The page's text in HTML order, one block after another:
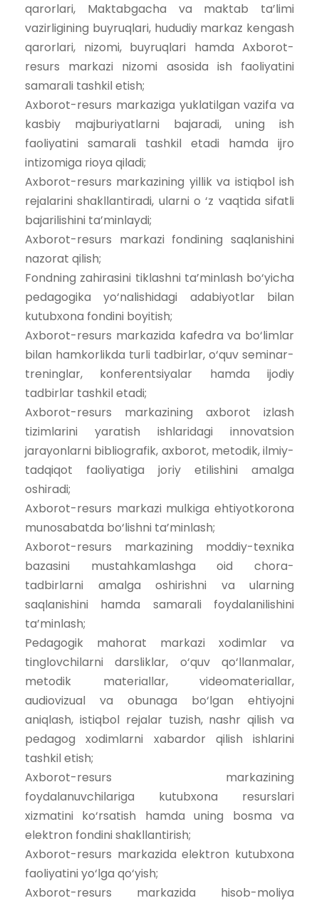
qarorlari, Maktabgacha va maktab ta’limi
vazirligining buyruqlari, hududiy markaz kengash
qarorlari, nizomi, buyruqlari hamda Axborot-
resurs markazi nizomi asosida ish faoliyatini
samarali tashkil etish;
Axborot-resurs markaziga yuklatilgan vazifa va
kasbiy majburiyatlarni bajaradi, uning ish
faoliyatini samarali tashkil etadi hamda ijro
intizomiga rioya qiladi;
Axborot-resurs markazining yillik va istiqbol ish
rejalarini shakllantiradi, ularni o ‘z vaqtida sifatli
bajarilishini ta’minlaydi;
Axborot-resurs markazi fondining saqlanishini
nazorat qilish;
Fondning zahirasini tiklashni ta’minlash bo‘yicha
pedagogika yo‘nalishidagi adabiyotlar bilan
kutubxona fondini boyitish;
Axborot-resurs markazida kafedra va bo‘limlar
bilan hamkorlikda turli tadbirlar, o‘quv seminar-
treninglar, konferentsiyalar hamda ijodiy
tadbirlar tashkil etadi;
Axborot-resurs markazining axborot izlash
tizimlarini yaratish ishlaridagi innovatsion
jarayonlarni bibliografik, axborot, metodik, ilmiy-
tadqiqot faoliyatiga joriy etilishini amalga
oshiradi;
Axborot-resurs markazi mulkiga ehtiyotkorona
munosabatda bo‘lishni ta’minlash;
Axborot-resurs markazining moddiy-texnika
bazasini mustahkamlashga oid chora-
tadbirlarni amalga oshirishni va ularning
saqlanishini hamda samarali foydalanilishini
ta’minlash;
Pedagogik mahorat markazi xodimlar va
tinglovchilarni darsliklar, o‘quv qo‘llanmalar,
metodik materiallar, videomateriallar,
audiovizual va obunaga bo‘lgan ehtiyojni
aniqlash, istiqbol rejalar tuzish, nashr qilish va
pedagog xodimlarni xabardor qilish ishlarini
tashkil etish;
Axborot-resurs markazining
foydalanuvchilariga kutubxona resurslari
xizmatini ko‘rsatish hamda uning bosma va
elektron fondini shakllantirish;
Axborot-resurs markazida elektron kutubxona
faoliyatini yo‘lga qo‘yish;
Axborot-resurs markazida hisob-moliya